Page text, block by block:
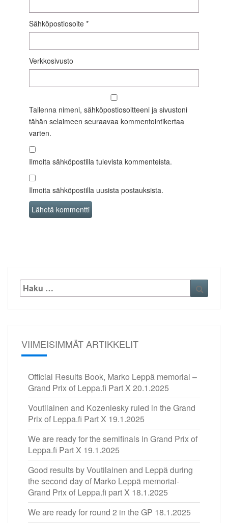
Sähköpostiosoite *
Verkkosivusto
Tallenna nimeni, sähköpostiosoitteeni ja sivustoni
tähän selaimeen seuraavaa kommentointikertaa
varten.
Ilmoita sähköpostilla tulevista kommenteista.
Ilmoita sähköpostilla uusista postauksista.
Etsi:
VIIMEISIMMÄT ARTIKKELIT
Official Results Book, Marko Leppä memorial –
Grand Prix of Leppa.fi Part X 20.1.2025
Voutilainen and Kozeniesky ruled in the Grand
Prix of Leppa.fi Part X 19.1.2025
We are ready for the semifinals in Grand Prix of
Leppa.fi Part X 19.1.2025
Good results by Voutilainen and Leppä during
the second day of Marko Leppä memorial-
Grand Prix of Leppa.fi part X 18.1.2025
We are ready for round 2 in the GP 18.1.2025